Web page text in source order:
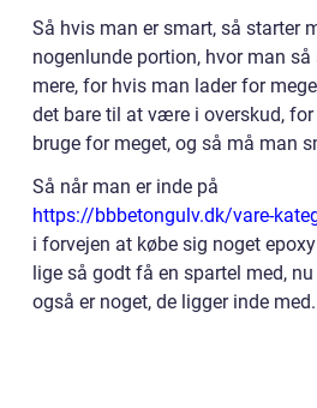
Så hvis man er smart, så starter
nogenlunde portion, hvor man
mere, for hvis man lader for
det bare til at være i overskud,
bruge for meget, og så må man
Så når man er inde på
https://bbbetongulv.dk/vare-
i forvejen at købe sig noget
lige så godt få en spartel med,
også er noget, de ligger inde med.